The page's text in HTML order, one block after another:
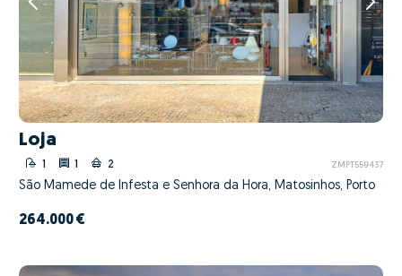
Loja
1 1 2 ZMPT559437
São Mamede de Infesta e Senhora da Hora, Matosinhos, Porto
264.000 €